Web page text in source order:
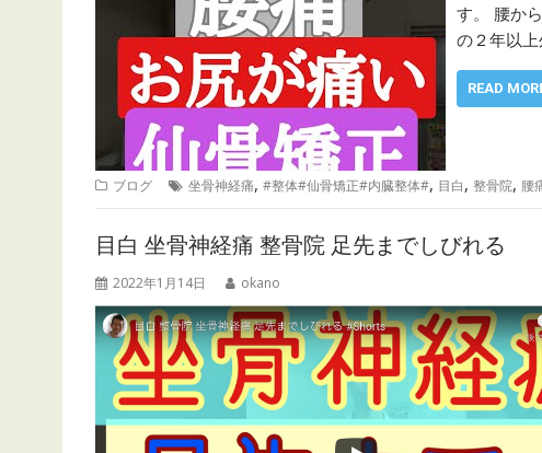
す。 腰か
の２年以
READ
ブログ 坐骨神経痛, #整体#仙骨矯正#内臓整体#, 目白, 整骨院, 腰
目白 坐骨神経痛 整骨院 足先までしびれる
2022年1月14日 okano